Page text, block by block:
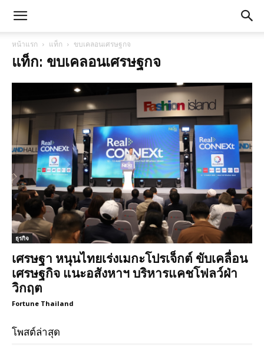
หน้าแรก แท็ก ขบเคลอนเศรษฐกจ
แท็ก: ขบเคลอนเศรษฐกจ
ธุรกิจ
เศรษฐา หนุนไทยเร่งเมกะโปรเจ็กต์ ขับเคลื่อน
เศรษฐกิจ แนะอสังหาฯ บริหารแคชโฟลว์ฝ่า
วิกฤต
Fortune Thailand
โพสต์ล่าสุด